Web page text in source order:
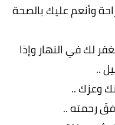
وأنعم عليك بالصحة
لك في النهار وإذا
..
وعزك ..
رحمته ..